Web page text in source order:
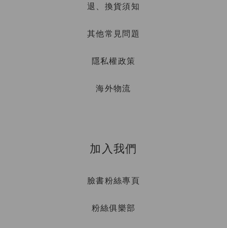
退、換貨須知
其他常見問題
隱私權政策
海外物流
加入我們
臉書粉絲專頁
粉絲俱樂部